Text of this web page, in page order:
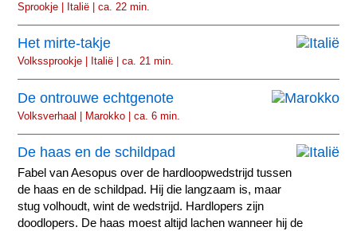
Sprookje | Italië | ca. 22 min.
Het mirte-takje
Volkssprookje | Italië | ca. 21 min.
De ontrouwe echtgenote
Volksverhaal | Marokko | ca. 6 min.
De haas en de schildpad
Fabel van Aesopus over de hardloopwedstrijd tussen
de haas en de schildpad. Hij die langzaam is, maar
stug volhoudt, wint de wedstrijd. Hardlopers zijn
doodlopers. De haas moest altijd lachen wanneer hij de